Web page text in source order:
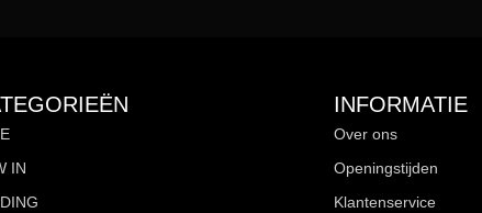
IN
INFORMATIE
Over ons
Openingstijden
Klantenservice